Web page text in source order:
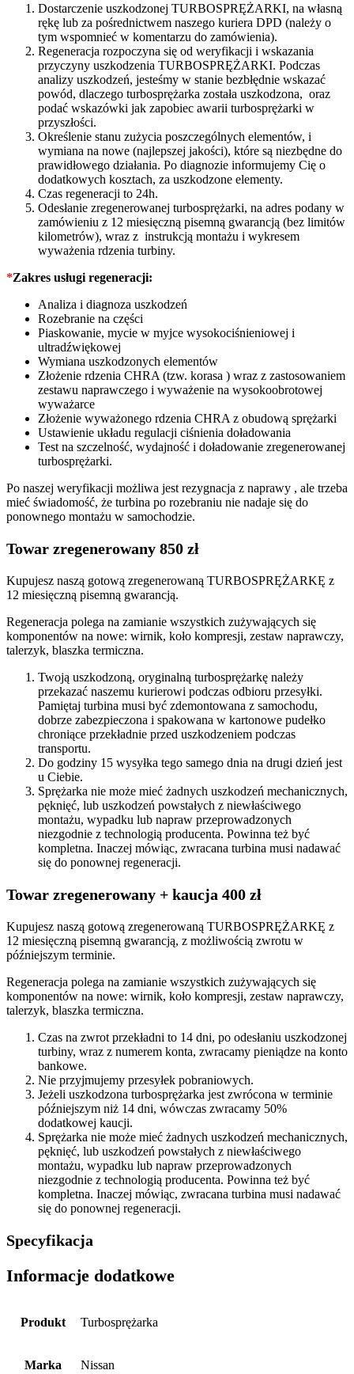
Dostarczenie uszkodzonej TURBOSPRĘŻARKI, na własną
rękę lub za pośrednictwem naszego kuriera DPD (należy o
tym wspomnieć w komentarzu do zamówienia).
Regeneracja rozpoczyna się od weryfikacji i wskazania
przyczyny uszkodzenia TURBOSPRĘŻARKI. Podczas
analizy uszkodzeń, jesteśmy w stanie bezbłędnie wskazać
powód, dlaczego turbosprężarka została uszkodzona, oraz
podać wskazówki jak zapobiec awarii turbosprężarki w
przyszłości.
Określenie stanu zużycia poszczególnych elementów, i
wymiana na nowe (najlepszej jakości), które są niezbędne do
prawidłowego działania. Po diagnozie informujemy Cię o
dodatkowych kosztach, za uszkodzone elementy.
Czas regeneracji to 24h.
Odesłanie zregenerowanej turbosprężarki, na adres podany w
zamówieniu z 12 miesięczną pisemną gwarancją (bez limitów
kilometrów), wraz z instrukcją montażu i wykresem
wyważenia rdzenia turbiny.
*Zakres usługi regeneracji:
Analiza i diagnoza uszkodzeń
Rozebranie na części
Piaskowanie, mycie w myjce wysokociśnieniowej i
ultradźwiękowej
Wymiana uszkodzonych elementów
Złożenie rdzenia CHRA (tzw. korasa ) wraz z zastosowaniem
zestawu naprawczego i wyważenie na wysokoobrotowej
wyważarce
Złożenie wyważonego rdzenia CHRA z obudową sprężarki
Ustawienie układu regulacji ciśnienia doładowania
Test na szczelność, wydajność i doładowanie zregenerowanej
turbosprężarki.
Po naszej weryfikacji możliwa jest rezygnacja z naprawy , ale trzeba
mieć świadomość, że turbina po rozebraniu nie nadaje się do
ponownego montażu w samochodzie.
Towar zregenerowany 850 zł
Kupujesz naszą gotową zregenerowaną TURBOSPRĘŻARKĘ z
12 miesięczną pisemną gwarancją.
Regeneracja polega na zamianie wszystkich zużywających się
komponentów na nowe: wirnik, koło kompresji, zestaw naprawczy,
talerzyk, blaszka termiczna.
Twoją uszkodzoną, oryginalną turbosprężarkę należy
przekazać naszemu kurierowi podczas odbioru przesyłki.
Pamiętaj turbina musi być zdemontowana z samochodu,
dobrze zabezpieczona i spakowana w kartonowe pudełko
chroniące przekładnie przed uszkodzeniem podczas
transportu.
Do godziny 15 wysyłka tego samego dnia na drugi dzień jest
u Ciebie.
Sprężarka nie może mieć żadnych uszkodzeń mechanicznych,
pęknięć, lub uszkodzeń powstałych z niewłaściwego
montażu, wypadku lub napraw przeprowadzonych
niezgodnie z technologią producenta. Powinna też być
kompletna. Inaczej mówiąc, zwracana turbina musi nadawać
się do ponownej regeneracji.
Towar zregenerowany + kaucja 400 zł
Kupujesz naszą gotową zregenerowaną TURBOSPRĘŻARKĘ z
12 miesięczną pisemną gwarancją, z możliwością zwrotu w
późniejszym terminie.
Regeneracja polega na zamianie wszystkich zużywających się
komponentów na nowe: wirnik, koło kompresji, zestaw naprawczy,
talerzyk, blaszka termiczna.
Czas na zwrot przekładni to 14 dni, po odesłaniu uszkodzonej
turbiny, wraz z numerem konta, zwracamy pieniądze na konto
bankowe.
Nie przyjmujemy przesyłek pobraniowych.
Jeżeli uszkodzona turbosprężarka jest zwrócona w terminie
późniejszym niż 14 dni, wówczas zwracamy 50%
dodatkowej kaucji.
Sprężarka nie może mieć żadnych uszkodzeń mechanicznych,
pęknięć, lub uszkodzeń powstałych z niewłaściwego
montażu, wypadku lub napraw przeprowadzonych
niezgodnie z technologią producenta. Powinna też być
kompletna. Inaczej mówiąc, zwracana turbina musi nadawać
się do ponownej regeneracji.
Specyfikacja
Informacje dodatkowe
Produkt Turbosprężarka
Marka Nissan